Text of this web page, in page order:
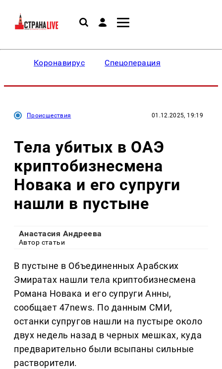
Коронавирус Спецоперация
Происшествия 01.12.2025, 19:19
Тела убитых в ОАЭ
криптобизнесмена
Новака и его супруги
нашли в пустыне
Анастасия Андреева
Автор статьи
В пустыне в Объединенных Арабских
Эмиратах нашли тела криптобизнесмена
Романа Новака и его супруги Анны,
сообщает 47news. По данным СМИ,
останки супругов нашли на пустыре около
двух недель назад в черных мешках, куда
предварительно были всыпаны сильные
растворители.